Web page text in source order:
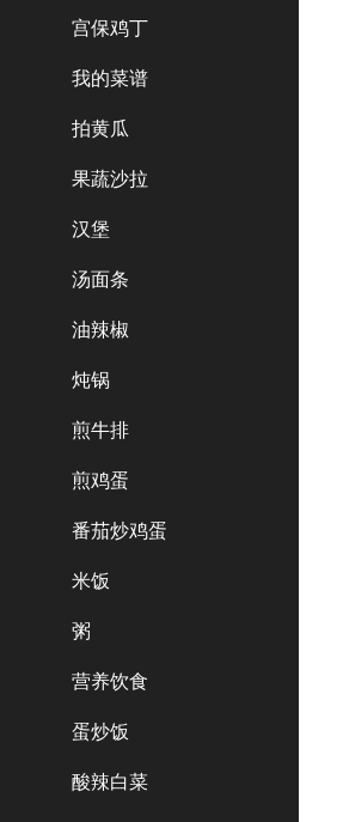
宫保鸡丁
我的菜谱
拍黄瓜
果蔬沙拉
汉堡
汤面条
油辣椒
炖锅
煎牛排
煎鸡蛋
番茄炒鸡蛋
米饭
粥
营养饮食
蛋炒饭
酸辣白菜